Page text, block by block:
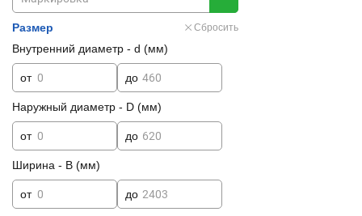
Размер Сбросить
Внутренний диаметр - d (мм)
от до
Наружный диаметр - D (мм)
от до
Ширина - B (мм)
от до